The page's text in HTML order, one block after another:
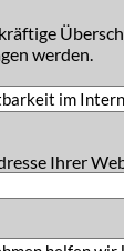
werden.
Ihrer